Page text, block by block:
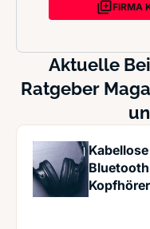
FIRMA
Aktuelle
Ratgeber
Kopfhörer